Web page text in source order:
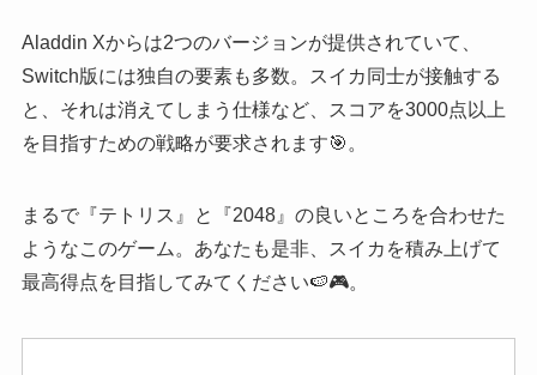
Aladdin Xからは2つのバージョンが提供されていて、
Switch版には独自の要素も多数。スイカ同士が接触する
と、それは消えてしまう仕様など、スコアを3000点以上
を目指すための戦略が要求されます🎯。
まるで『テトリス』と『2048』の良いところを合わせた
ようなこのゲーム。あなたも是非、スイカを積み上げて
最高得点を目指してみてください🍉🎮。